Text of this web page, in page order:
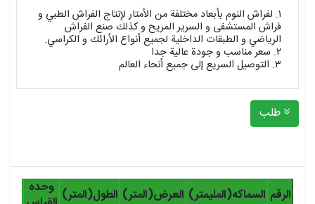
١. لفراش النوم بأبعاد مختلفة من الأمتار لإنتاج الفراش الطبي و
فراش المستشفى و السرير المريح و كذلك صنع الفراش
الرياضي و الطبقات الداخلية لجميع أنواع الأرائك و الكراسي.
۲. سعر مناسب و جودة عالية جدا
٣. التوصيل السريع إلى جميع أنحاء العالم
طلب
الرقم السماكه(المليمتر) العرض(المتر) الطول(المتر) وحده